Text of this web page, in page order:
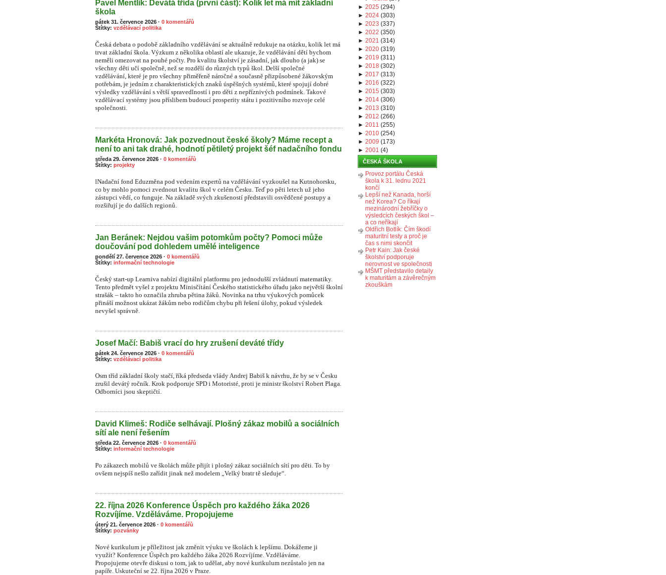
Pavel Mentlík: Devátá třída (první část): Kolik let má mít základní
škola
pátek 31. července 2026 · 0 komentářů
Štítky: vzdělávací politika
Česká debata o podobě základního vzdělávání se aktuálně redukuje na otázku, kolik let má
trvat základní škola. Výzkum z několika oblastí ale ukazuje, že vzdělávání dětí bychom
neměli omezovat na pouhé počty. Pro kvalitu školství je zásadní, jak dlouho (a jak) se
všechny děti učí společně, než se rozdělí do různých typů škol. Delší společné
vzdělávání, které je pro všechny přiměřeně náročné a současně přizpůsobené žákovským
potřebám, je jedním z charakteristických znaků úspěšných systémů, které spojují dobré
výsledky vzdělávání s větší spravedlností i pro děti z nepříznivých podmínek. Takové
vzdělávací systémy jsou příslibem budoucí prosperity státu i pozitivního rozvoje celé
společnosti.
Markéta Hronová: Jak pozvednout české školy? Máme recept a
není to ani tak drahé, hodnotí pětiletý projekt šéf nadačního fondu
středa 29. července 2026 · 0 komentářů
Štítky: projekty
lNadační fond Eduzměna pod vedením expertů na vzdělávání vyzkoušel na Kutnohorsku,
co by mohlo pomoci zvednout kvalitu škol v celém Česku. Teď po pěti letech už jeho
zástupci vědí, co funguje. Na základě svých zkušeností představili osvědčené postupy a
rozšiřují je do dalších regionů.
Jan Beránek: Nejdou vašim potomkům počty? Pomoci může
doučování pod dohledem umělé inteligence
pondělí 27. července 2026 · 0 komentářů
Štítky: informační technologie
Český start-up Learniva nabízí digitální platformu pro jednodušší zvládnutí matematiky.
Tento předmět vyšel z projektu Minisčítání Českého statistického úřadu jako největší školní
strašák – takto ho označila zhruba pětina žáků. Novinka na trhu výukových pomůcek
přináší možnost ukázat žákům nebo rodičům chybu při řešení úlohy, pokud výsledek
nevyšel správně.
Josef Mačí: Babiš vrací do hry zrušení deváté třídy
pátek 24. července 2026 · 0 komentářů
Štítky: vzdělávací politika
Osm tříd základní školy stačí, říká předseda vlády Andrej Babiš k návrhu, že by se v Česku
zrušil devátý ročník. Krok podporuje SPD i Motoristé, proti je ministr školství Robert Plaga.
Odborníci jsou skeptičtí.
David Klimeš: Rodiče selhávají. Plošný zákaz mobilů a sociálních
sítí ale není řešením
středa 22. července 2026 · 0 komentářů
Štítky: informační technologie
Po zákazech mobilů ve školách může přijít i plošný zákaz sociálních sítí pro děti. To by
ovšem nejspíš nešlo zařídit jinak než modelem „Velký bratr tě sleduje“.
22. října 2026 Konference Úspěch pro každého žáka 2026
Rozvíjíme. Vzděláváme. Propojujeme
úterý 21. července 2026 · 0 komentářů
Štítky: pozvánky
Nové kurikulum je příležitost jak změnit výuku ve školách k lepšímu. Dokážeme ji
využít? Konference Úspěch pro každého žáka 2026 Rozvíjíme. Vzděláváme.
Propojujeme otevře diskusi o tom, jak to udělat, aby nové kurikulum nezůstalo jen na
papíře. Uskuteční se 22. října 2026 v Praze.
► 2025 (294)
► 2024 (303)
► 2023 (337)
► 2022 (350)
► 2021 (314)
► 2020 (319)
► 2019 (311)
► 2018 (302)
► 2017 (313)
► 2016 (322)
► 2015 (303)
► 2014 (306)
► 2013 (310)
► 2012 (266)
► 2011 (255)
► 2010 (254)
► 2009 (173)
► 2001 (4)
ČESKÁ ŠKOLA
Provoz portálu Česká
škola k 31. lednu 2021
končí
Lepší než Kanada, horší
než Korea? Co říkají
mezinárodní žebříčky o
výsledcích českých škol –
a co neříkají
Oldřich Botlík: Čím škodí
maturitní testy a proč je
čas s nimi skončit
Petr Kain: Jak české
školství podporuje
nerovnost ve společnosti
MŠMT představilo detaily
k maturitám a závěrečným
zkouškám